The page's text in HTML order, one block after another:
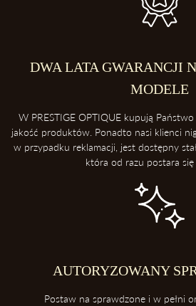
DWA LATA GWARANCJI
MODELE
W PRESTIGE OPTIQUE kupują
jakość produktów. Ponadto nasi klienci
w przypadku reklamacji, jest dostępny
która od razu postara się
AUTORYZOWANY
Postaw na sprawdzone i w pełni